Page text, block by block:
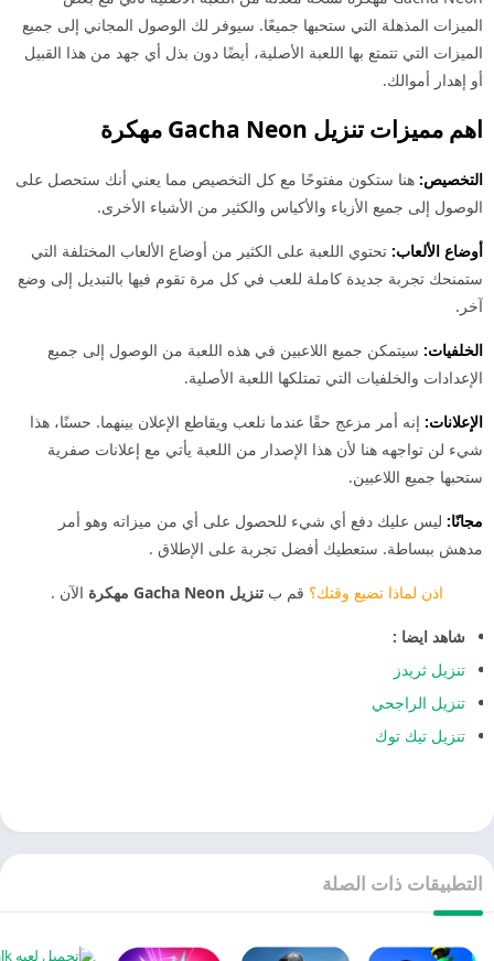
الميزات المذهلة التي ستحبها جميعًا. سيوفر لك الوصول المجاني إلى جميع
الميزات التي تتمتع بها اللعبة الأصلية، أيضًا دون بذل أي جهد من هذا القبيل
أو إهدار أموالك.
اهم مميزات تنزيل Gacha Neon مهكرة
التخصيص: هنا ستكون مفتوحًا مع كل التخصيص مما يعني أنك ستحصل على
الوصول إلى جميع الأزياء والأكياس والكثير من الأشياء الأخرى.
أوضاع الألعاب: تحتوي اللعبة على الكثير من أوضاع الألعاب المختلفة التي
ستمنحك تجربة جديدة كاملة للعب في كل مرة تقوم فيها بالتبديل إلى وضع
آخر.
الخلفيات: سيتمكن جميع اللاعبين في هذه اللعبة من الوصول إلى جميع
الإعدادات والخلفيات التي تمتلكها اللعبة الأصلية.
الإعلانات: إنه أمر مزعج حقًا عندما نلعب ويقاطع الإعلان بينهما. حسنًا، هذا
شيء لن تواجهه هنا لأن هذا الإصدار من اللعبة يأتي مع إعلانات صفرية
ستحبها جميع اللاعبين.
مجانًا: ليس عليك دفع أي شيء للحصول على أي من ميزاته وهو أمر
مدهش ببساطة. ستعطيك أفضل تجربة على الإطلاق .
اذن لماذا تضيع وقتك؟ قم ب تنزيل Gacha Neon مهكرة الآن .
شاهد ايضا :
تنزيل ثريدز
تنزيل الراجحي
تنزيل تيك توك
التطبيقات ذات الصلة